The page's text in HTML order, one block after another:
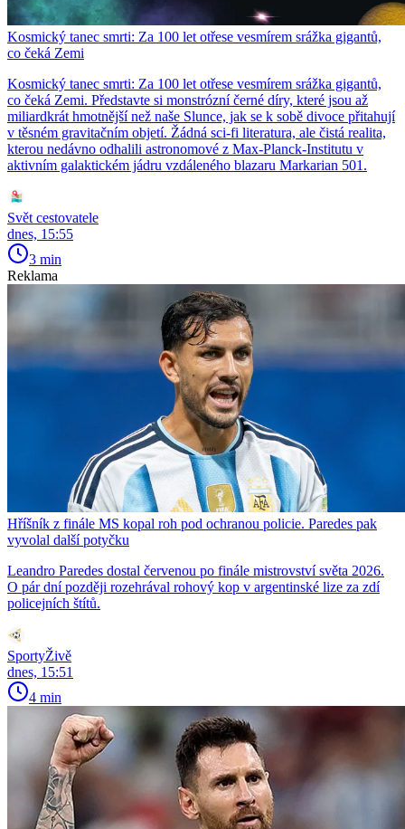
Kosmický tanec smrti: Za 100 let otřese vesmírem srážka gigantů,
co čeká Zemi
Kosmický tanec smrti: Za 100 let otřese vesmírem srážka gigantů,
co čeká Zemi. Představte si monstrózní černé díry, které jsou až
miliardkrát hmotnější než naše Slunce, jak se k sobě divoce přitahují
v těsném gravitačním objetí. Žádná sci-fi literatura, ale čistá realita,
kterou nedávno odhalili astronomové z Max-Planck-Institutu v
aktivním galaktickém jádru vzdáleného blazaru Markarian 501.
Svět cestovatele
dnes, 15:55
3 min
Reklama
Hříšník z finále MS kopal roh pod ochranou policie. Paredes pak
vyvolal další potyčku
Leandro Paredes dostal červenou po finále mistrovství světa 2026.
O pár dní později rozehrával rohový kop v argentinské lize za zdí
policejních štítů.
SportyŽivě
dnes, 15:51
4 min